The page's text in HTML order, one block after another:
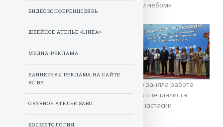
«Человек труда», «Беларусь под мирным небом».
В номинации «Моя семья» второе место заняла работа
«Счастье, когда мама рядом», ведущего специалиста
главного хозяйственного управления Анастасии
Бобровской.
ВИДЕОКОНФЕРЕНЦСВЯЗЬ
ШВЕЙНОЕ АТЕЛЬЕ «LINEA»
МЕДИА-РЕКЛАМА
БАННЕРНАЯ РЕКЛАМА НА САЙТЕ
BC.BY
ОБУВНОЕ АТЕЛЬЕ SABO
КОСМЕТОЛОГИЯ